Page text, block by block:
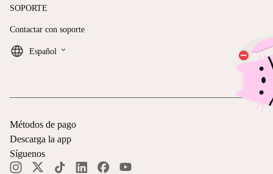
SOPORTE
Contactar con soporte
Español keyboard_arrow_down
Métodos de pago
Descarga la app
Síguenos